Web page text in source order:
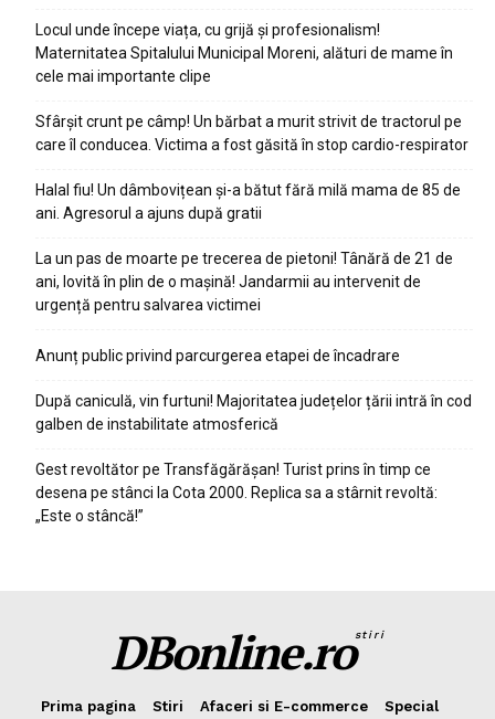
Locul unde începe viața, cu grijă și profesionalism!
Maternitatea Spitalului Municipal Moreni, alături de mame în
cele mai importante clipe
Sfârșit crunt pe câmp! Un bărbat a murit strivit de tractorul pe
care îl conducea. Victima a fost găsită în stop cardio-respirator
Halal fiu! Un dâmbovițean și-a bătut fără milă mama de 85 de
ani. Agresorul a ajuns după gratii
La un pas de moarte pe trecerea de pietoni! Tânără de 21 de
ani, lovită în plin de o mașină! Jandarmii au intervenit de
urgență pentru salvarea victimei
Anunț public privind parcurgerea etapei de încadrare
După caniculă, vin furtuni! Majoritatea județelor țării intră în cod
galben de instabilitate atmosferică
Gest revoltător pe Transfăgărășan! Turist prins în timp ce
desena pe stânci la Cota 2000. Replica sa a stârnit revoltă:
„Este o stâncă!”
DBonline.rostiri
Prima pagina Stiri Afaceri si E-commerce
Special